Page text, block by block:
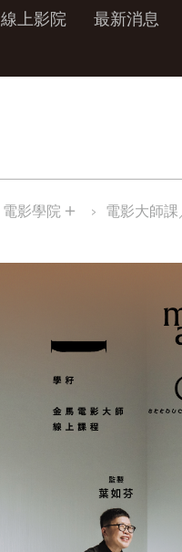
線上影院
最新消息
電影學院＋ 電影大師